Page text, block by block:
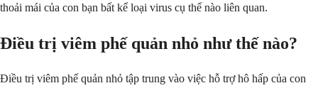
thoải mái của con bạn bất kể loại virus cụ thể nào liên quan.
Điều trị viêm phế quản nhỏ như thế nào?
Điều trị viêm phế quản nhỏ tập trung vào việc hỗ trợ hô hấp của con